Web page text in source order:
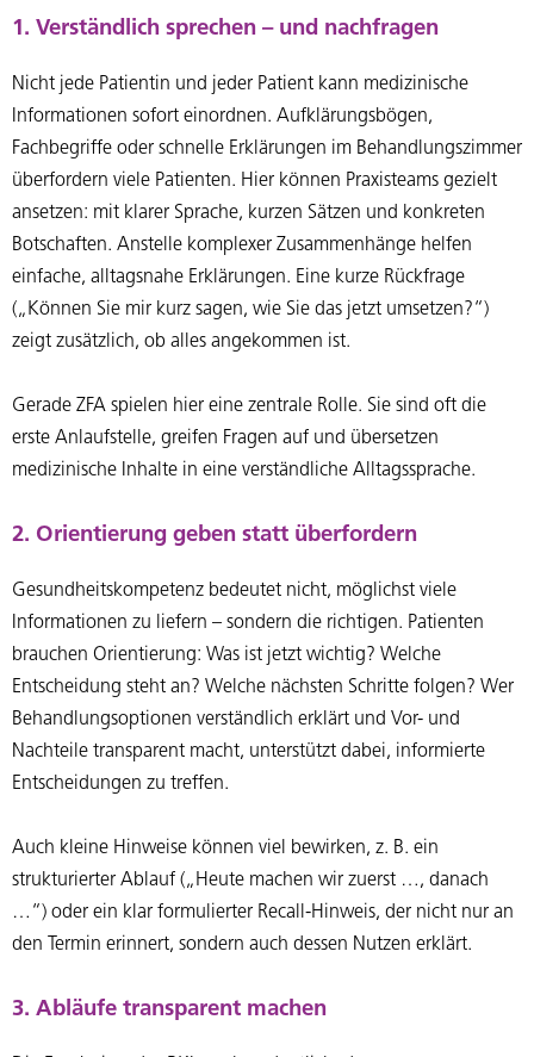
1. Verständlich sprechen – und nachfragen
Nicht jede Patientin und jeder Patient kann medizinische
Informationen sofort einordnen. Aufklärungsbögen,
Fachbegriffe oder schnelle Erklärungen im Behandlungszimmer
überfordern viele Patienten. Hier können Praxisteams gezielt
ansetzen: mit klarer Sprache, kurzen Sätzen und konkreten
Botschaften. Anstelle komplexer Zusammenhänge helfen
einfache, alltagsnahe Erklärungen. Eine kurze Rückfrage
(„Können Sie mir kurz sagen, wie Sie das jetzt umsetzen?“)
zeigt zusätzlich, ob alles angekommen ist.
Gerade ZFA spielen hier eine zentrale Rolle. Sie sind oft die
erste Anlaufstelle, greifen Fragen auf und übersetzen
medizinische Inhalte in eine verständliche Alltagssprache.
2. Orientierung geben statt überfordern
Gesundheitskompetenz bedeutet nicht, möglichst viele
Informationen zu liefern – sondern die richtigen. Patienten
brauchen Orientierung: Was ist jetzt wichtig? Welche
Entscheidung steht an? Welche nächsten Schritte folgen? Wer
Behandlungsoptionen verständlich erklärt und Vor- und
Nachteile transparent macht, unterstützt dabei, informierte
Entscheidungen zu treffen.
Auch kleine Hinweise können viel bewirken, z. B. ein
strukturierter Ablauf („Heute machen wir zuerst …, danach
…“) oder ein klar formulierter Recall-Hinweis, der nicht nur an
den Termin erinnert, sondern auch dessen Nutzen erklärt.
3. Abläufe transparent machen